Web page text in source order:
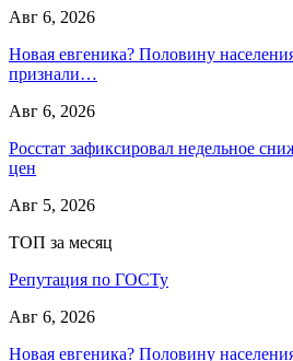
Авг 6, 2026
Новая евгеника? Половину
признали…
Авг 6, 2026
Росстат зафиксировал недельное
цен
Авг 5, 2026
ТОП за месяц
Репутация по ГОСТу
Авг 6, 2026
Новая евгеника? Половину